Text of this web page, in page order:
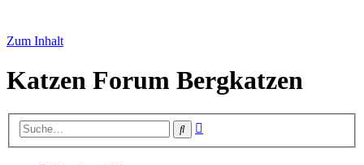
Zum Inhalt
Katzen Forum Bergkatzen
Suche